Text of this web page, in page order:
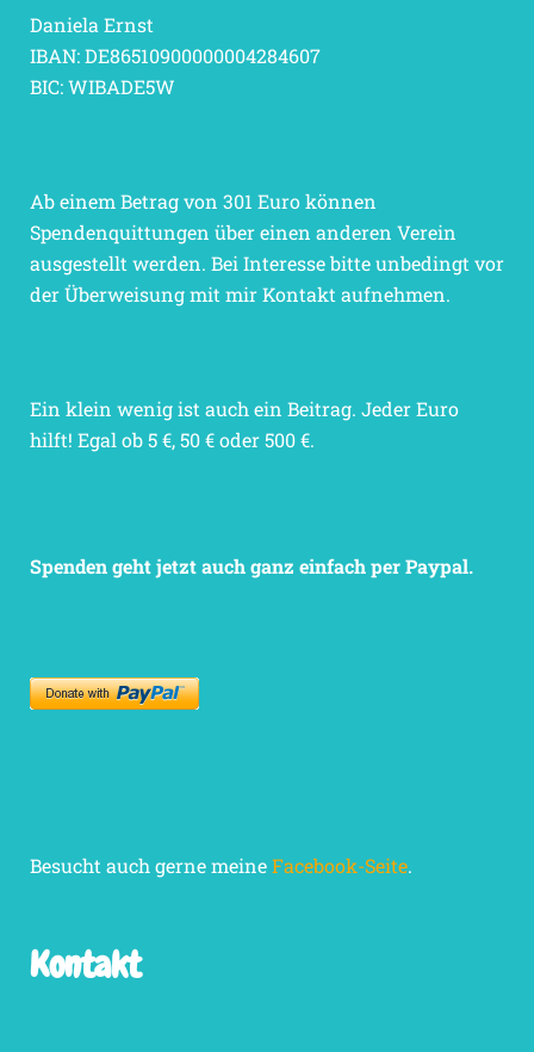
Daniela Ernst
IBAN: DE86510900000004284607
BIC: WIBADE5W
Ab einem Betrag von 301 Euro können
Spendenquittungen über einen anderen Verein
ausgestellt werden. Bei Interesse bitte unbedingt vor
der Überweisung mit mir Kontakt aufnehmen.
Ein klein wenig ist auch ein Beitrag. Jeder Euro
hilft! Egal ob 5 €, 50 € oder 500 €.
Spenden geht jetzt auch ganz einfach per Paypal.
Besucht auch gerne meineFacebook-Seite.
Kontakt